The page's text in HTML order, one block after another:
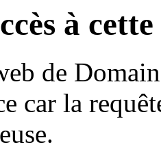
à
de
car la